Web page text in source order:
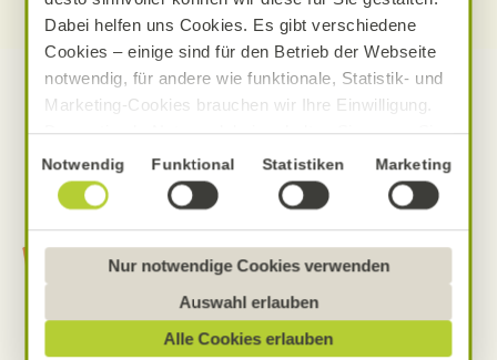
Dabei helfen uns Cookies. Es gibt verschiedene
Cookies – einige sind für den Betrieb der Webseite
notwendig, für andere wie funktionale, Statistik- und
Marketing-Cookies brauchen wir Ihre Einwilligung.
Das optimale Nutzererlebnis erhalten Sie, wenn Sie
„Alle Cookies erlauben“ anklicken. Ihre Einwilligung
umfasst in diesem Fall auch den Einsatz von
Dienstleistern in Drittländern, die kein mit der EU
Sofern personenbezogene Daten dorthin übermittelt
werden, besteht das Risiko, dass diese erfasst und
analysiert werden und Betroffenenrechte nicht
durchgesetzt werden könnten. Sie können jederzeit
Einwilligungsauswahl
Notwendig Funktional Statistiken Marketing
Alle Cookies erlauben
Auswahl erlauben
Nur notwendige Cookies verwenden